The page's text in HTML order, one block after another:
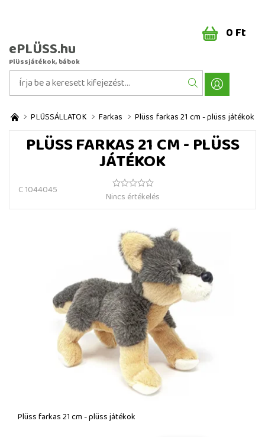
ePLÜSS.hu
Plüssjátékok, bábok
0 Ft
PLÜSSÁLLATOK Farkas Plüss farkas 21 cm - plüss játékok
PLÜSS FARKAS 21 CM - PLÜSS
JÁTÉKOK
C 1044045
Nincs értékelés
Plüss farkas 21 cm - plüss játékok